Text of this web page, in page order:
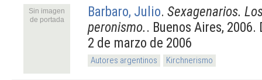
Sin imagen
de portada
Barbaro, Julio. Sexagenarios.
peronismo.. Buenos Aires,
2 de marzo de 2006
Autores argentinos Kirchnerismo